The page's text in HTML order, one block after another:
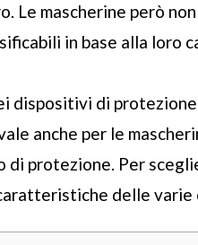
Le mascherine però
in base alla loro
dispositivi di
anche per le
di protezione. Per
delle varie